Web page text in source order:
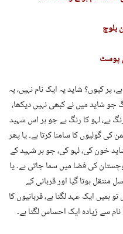
بلوچ
پوسٹ
کیوں؟ شاید یہ ایک نام نہیں، یہ
جو شاید میں نے کبھی نہیں دیکھا،
ہے، لہو کا رنگ ہے جو ہر اس شہید
گولیوں کا سامنا کرتا ہے۔ یا پھر
خون کی، لہو کی، جو ہر شہید کے
کی فضا میں سما جاتی ہے۔ یا
ہوتا گیا اور قربانی کے
ہمیں ایک عہد لگتا ہے، قربانیوں کا
سے زیادہ ایک احساس لگتا ہے۔